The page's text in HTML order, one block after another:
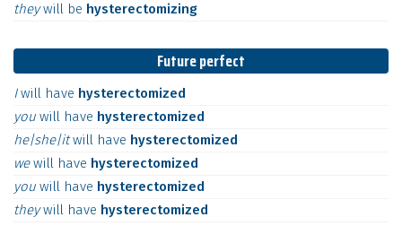
theywill be hysterectomizing
Future perfect
Iwill have hysterectomized
you will have hysterectomized
he|she|itwill have hysterectomized
wewill have hysterectomized
you will have hysterectomized
theywill have hysterectomized